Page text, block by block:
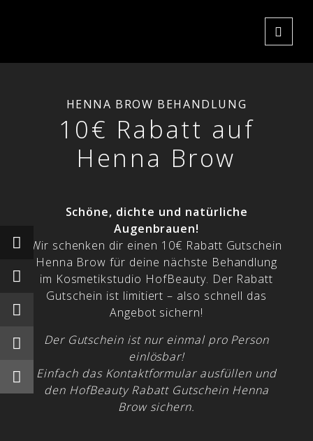
HENNA BROW BEHANDLUNG
10€ Rabatt auf
Henna Brow
Schöne, dichte und natürliche
Augenbrauen!
Wir schenken dir einen 10€ Rabatt Gutschein
Henna Brow für deine nächste Behandlung
im Kosmetikstudio HofBeauty. Der Rabatt
Gutschein ist limitiert – also schnell das
Angebot sichern!
Der Gutschein ist nur einmal pro Person
einlösbar!
Einfach das Kontaktformular ausfüllen und
den HofBeauty Rabatt Gutschein Henna
Brow sichern.